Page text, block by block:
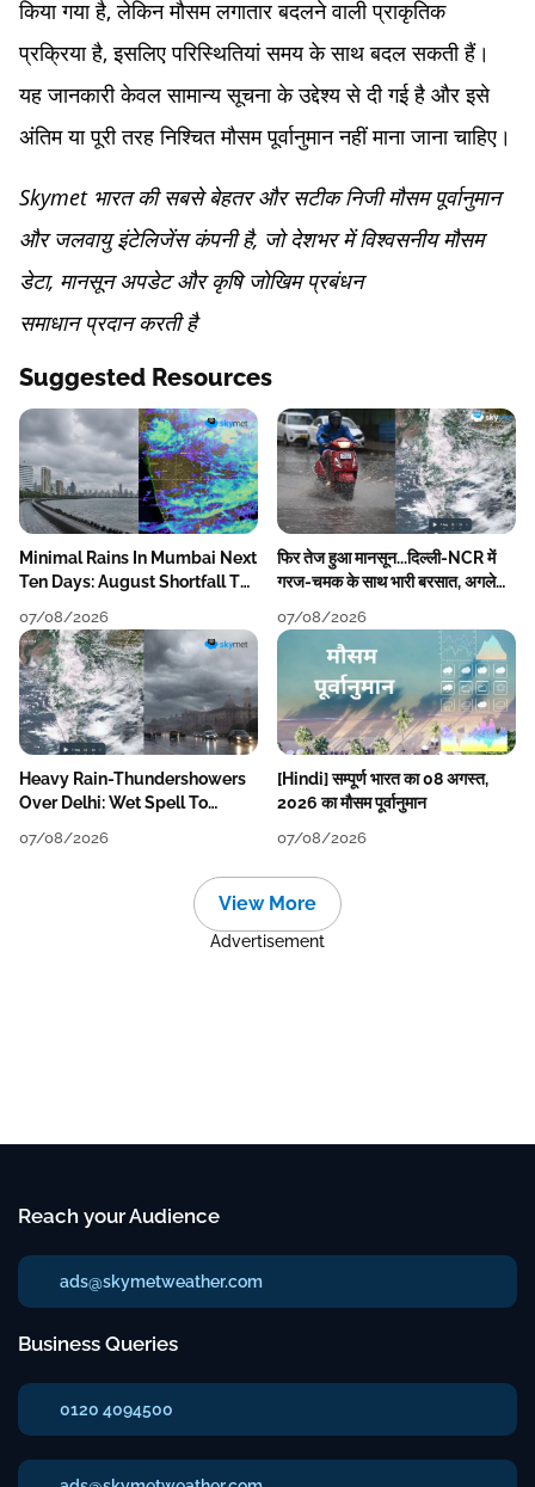
किया गया है, लेकिन मौसम लगातार बदलने वाली प्राकृतिक
प्रक्रिया है, इसलिए परिस्थितियां समय के साथ बदल सकती हैं।
यह जानकारी केवल सामान्य सूचना के उद्देश्य से दी गई है और इसे
अंतिम या पूरी तरह निश्चित मौसम पूर्वानुमान नहीं माना जाना चाहिए।
Skymet भारत की सबसे बेहतर और सटीक निजी मौसम पूर्वानुमान
और जलवायु इंटेलिजेंस कंपनी है, जो देशभर में विश्वसनीय मौसम
डेटा, मानसून अपडेट और कृषि जोखिम प्रबंधन
समाधान प्रदान करती है
Suggested Resources
Minimal Rains In Mumbai Next
Ten Days: August Shortfall To
07/08/2026
फिर तेज हुआ मानसून...दिल्ली-NCR में
गरज-चमक के साथ भारी बरसात, अगले
07/08/2026
Heavy Rain-Thundershowers
Over Delhi: Wet Spell To
07/08/2026
[Hindi] सम्पूर्ण भारत का 08 अगस्त,
2026 का मौसम पूर्वानुमान
07/08/2026
View More
Advertisement
Reach your Audience
ads@skymetweather.com
Business Queries
0120 4094500